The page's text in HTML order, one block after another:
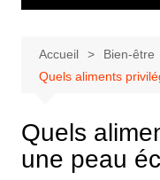
Accueil
Bien-être
Quels aliments
Quels
une peau